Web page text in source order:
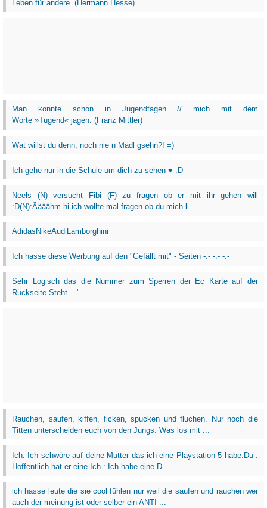
Leben für andere. (Hermann Hesse)
Man konnte schon in Jugendtagen // mich mit dem
Worte »Tugend« jagen. (Franz Mittler)
Wat willst du denn, noch nie n Mädl gsehn?! =)
Ich gehe nur in die Schule um dich zu sehen ♥ :D
Neels (N) versucht Fibi (F) zu fragen ob er mit ihr gehen will
:D(N):Äääähm hi ich wollte mal fragen ob du mich li...
AdidasNikeAudiLamborghini
Ich hasse diese Werbung auf den "Gefällt mit" - Seiten -.- -.- -.-
Sehr Logisch das die Nummer zum Sperren der Ec Karte auf der
Rückseite Steht -.-'
Rauchen, saufen, kiffen, ficken, spucken und fluchen. Nur noch die
Titten unterscheiden euch von den Jungs. Was los mit ...
Ich: Ich schwöre auf deine Mutter das ich eine Playstation 5 habe.Du :
Hoffentlich hat er eine.Ich : Ich habe eine.D...
ich hasse leute die sie cool fühlen nur weil die saufen und rauchen wer
auch der meinung ist oder selber ein ANTI-...